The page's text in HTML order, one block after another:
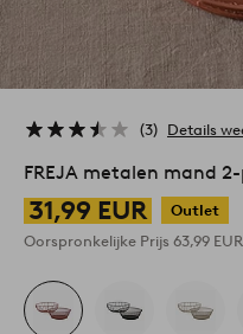
3 Details
FREJA metalen mand
31,99 EUR
Outlet
Oorspronkelijke Prijs 63,99 EUR